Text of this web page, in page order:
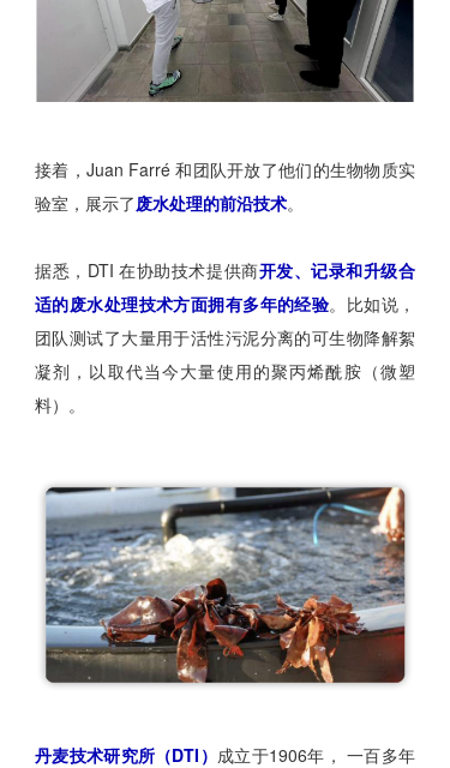
接着，Juan Farré 和团队开放了他们的生物物质实
验室，展示了废水处理的前沿技术。
据悉，DTI 在协助技术提供商开发、记录和升级合
适的废水处理技术方面拥有多年的经验。比如说，
团队测试了大量用于活性污泥分离的可生物降解絮
凝剂，以取代当今大量使用的聚丙烯酰胺（微塑
料）。
丹麦技术研究所（DTI） 成立于1906年， 一百多年